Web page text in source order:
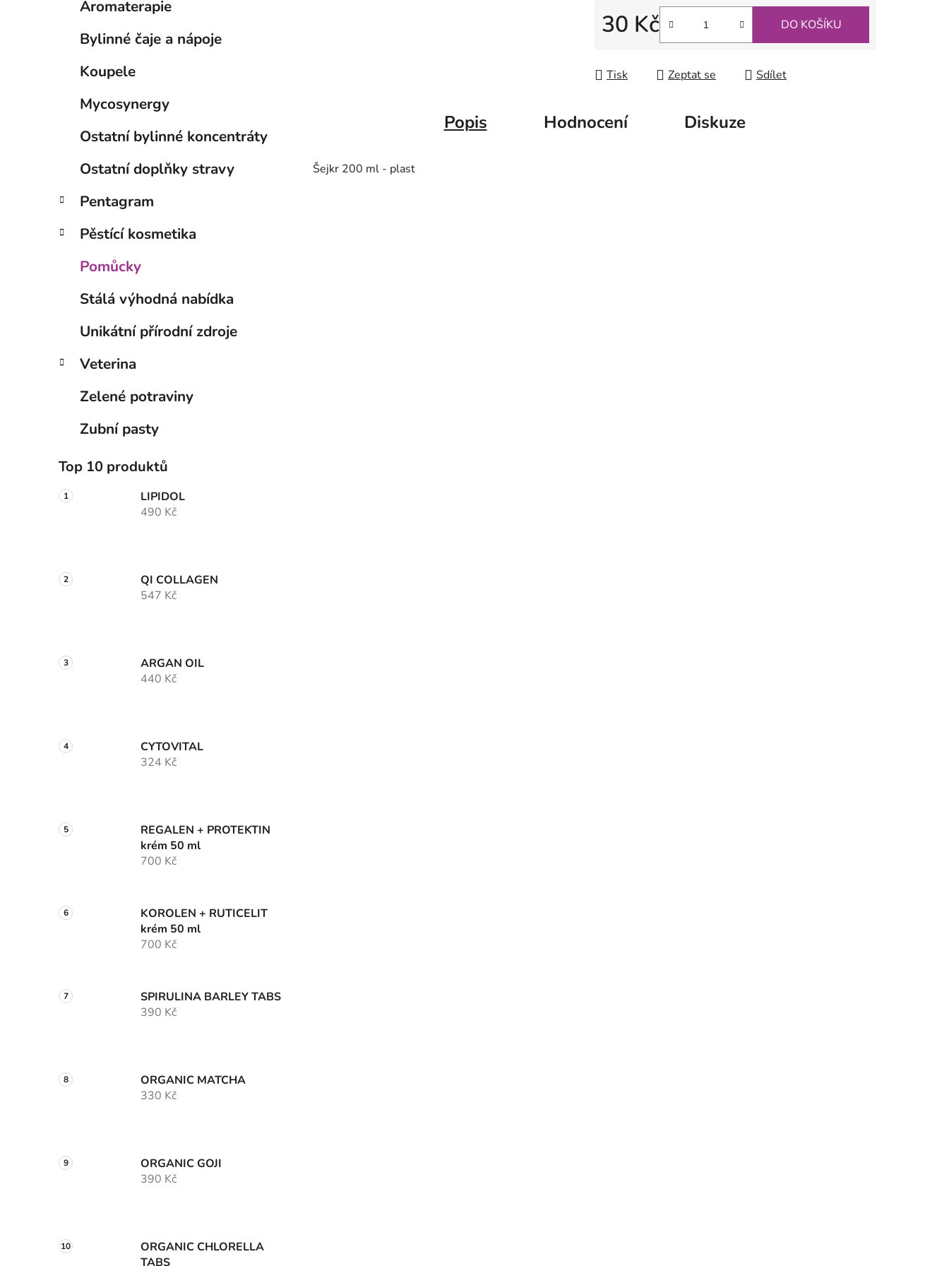
Aromaterapie
Bylinné čaje a nápoje
Koupele
Mycosynergy
Ostatní bylinné koncentráty
Ostatní doplňky stravy
Pentagram
Pěstící kosmetika
Pomůcky
Stálá výhodná nabídka
Unikátní přírodní zdroje
Veterina
Zelené potraviny
Zubní pasty
Top 10 produktů
LIPIDOL
490 Kč
QI COLLAGEN
547 Kč
ARGAN OIL
440 Kč
CYTOVITAL
324 Kč
REGALEN + PROTEKTIN
krém 50 ml
700 Kč
KOROLEN + RUTICELIT
krém 50 ml
700 Kč
SPIRULINA BARLEY TABS
390 Kč
ORGANIC MATCHA
330 Kč
ORGANIC GOJI
390 Kč
ORGANIC CHLORELLA
TABS
hvězdiček.
30 Kč
Měrná cena:
DO KOŠÍKU
Tisk Zeptat se Sdílet
Popis Hodnocení Diskuze
Šejkr 200 ml - plast